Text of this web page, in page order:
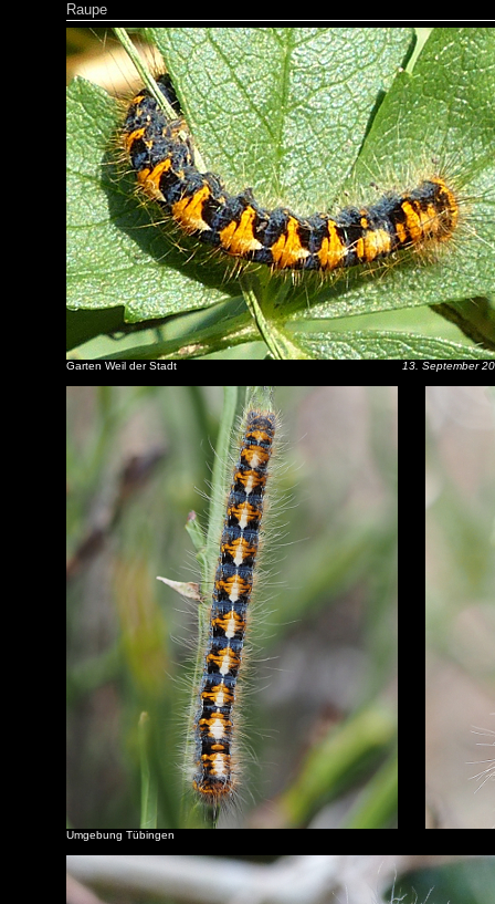
Raupe
Garten Weil der Stadt 13. September
Umgebung Tübingen